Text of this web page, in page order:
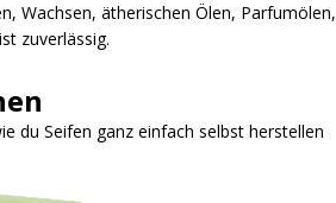
Wachsen, ätherischen Ölen, Parfumölen,
zuverlässig.
du Seifen ganz einfach selbst herstellen